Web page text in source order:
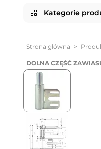
Kategorie
Strona główna >
DOLNA CZĘŚĆ